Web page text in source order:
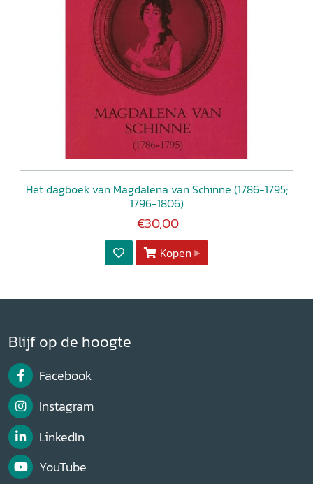
Het dagboek van Magdalena van Schinne (1786-1795;
1796-1806)
€30,00
Kopen
Blijf op de hoogte
Facebook
Instagram
LinkedIn
YouTube